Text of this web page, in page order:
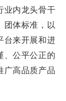
业内龙头骨干
团体标准，以
台来开展和进
、公平公正的
广高品质产品